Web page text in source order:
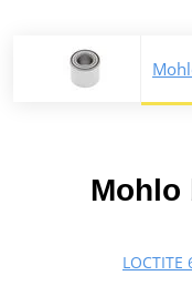
Mohlo
LOCTITE